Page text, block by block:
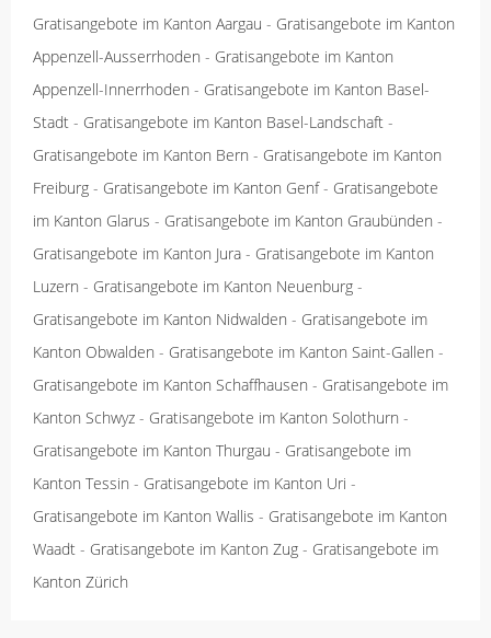
Gratisangebote im Kanton Aargau - Gratisangebote im Kanton
Appenzell-Ausserrhoden - Gratisangebote im Kanton
Appenzell-Innerrhoden - Gratisangebote im Kanton Basel-
Stadt - Gratisangebote im Kanton Basel-Landschaft -
Gratisangebote im Kanton Bern - Gratisangebote im Kanton
Freiburg - Gratisangebote im Kanton Genf- Gratisangebote
im Kanton Glarus - Gratisangebote im Kanton Graubünden -
Gratisangebote im Kanton Jura - Gratisangebote im Kanton
Luzern - Gratisangebote im Kanton Neuenburg -
Gratisangebote im Kanton Nidwalden - Gratisangebote im
Kanton Obwalden - Gratisangebote im Kanton Saint-Gallen -
Gratisangebote im Kanton Schaffhausen - Gratisangebote im
Kanton Schwyz - Gratisangebote im Kanton Solothurn -
Gratisangebote im Kanton Thurgau - Gratisangebote im
Kanton Tessin - Gratisangebote im Kanton Uri -
Gratisangebote im Kanton Wallis - Gratisangebote im Kanton
Waadt - Gratisangebote im Kanton Zug - Gratisangebote im
Kanton Zürich